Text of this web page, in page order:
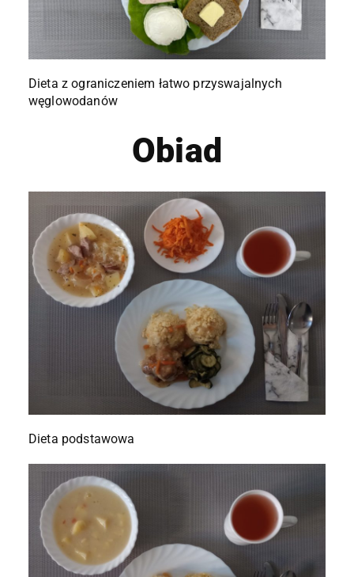
Dieta z ograniczeniem łatwo przyswajalnych
węglowodanów
Obiad
Dieta podstawowa